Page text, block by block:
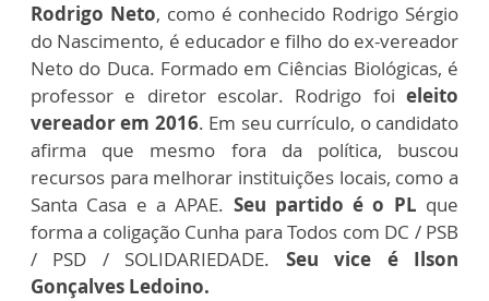
Rodrigo Neto, como é conhecido Rodrigo Sérgio
do Nascimento, é educador e filho do ex-vereador
Neto do Duca. Formado em Ciências Biológicas, é
professor e diretor escolar. Rodrigo foi eleito
vereador em 2016. Em seu currículo, o candidato
afirma que mesmo fora da política, buscou
recursos para melhorar instituições locais, como a
Santa Casa e a APAE. Seu partido é o PL que
forma a coligação Cunha para Todos com DC / PSB
/ PSD / SOLIDARIEDADE. Seu vice é Ilson
Gonçalves Ledoino.